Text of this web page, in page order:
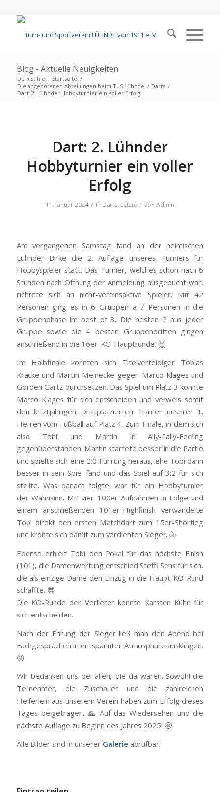
Blog - Aktuelle Neuigkeiten
Du bist hier: Startseite /
Die angebotenen Abteilungen beim TuS Lühnde / Darts /
Dart: 2. Lühnder Hobbyturnier ein voller Erfolg
Dart: 2. Lühnder
Hobbyturnier ein voller
Erfolg
11. Januar 2024 / in Darts, Letzte / von Admin
Am vergangenen Samstag fand an der heimischen
Lühnder Birke die 2. Auflage unseres Turniers für
Hobbyspieler statt. Das Turnier, welches schon nach 6
Stunden nach Öffnung der Anmeldung ausgebucht war,
richtete sich an nicht-vereinsaktive Spieler. Mit 42
Personen ging es in 6 Gruppen a 7 Personen in die
Gruppenphase im best of 3. Die besten 2 aus jeder
Gruppe sowie die 4 besten Gruppendritten gingen
anschließend in die 16er-KO-Hauptrunde. 🙌
Im Halbfinale konnten sich Titelverteidiger Tobias
Kracke und Martin Meinecke gegen Marco Klages und
Gorden Gartz durchsetzen. Das Spiel um Platz 3 konnte
Marco Klages für sich entscheiden und verweis somit
den letztjährigen Drittplatzierten Trainer unserer 1.
Herren vom Fußball auf Platz 4. Zum Finale, in dem sich
also Tobi und Martin in Ally-Pally-Feeling
gegenüberstanden. Martin startete besser in die Partie
und spielte sich eine 2:0 Führung heraus, ehe Tobi dann
besser in sein Spiel fand und das Spiel auf 3:2 für sich
stellte. Was danach folgte, war für ein Hobbyturnier
der Wahnsinn. Mit vier 100er-Aufnahmen in Folge und
einem anschließenden 101er-Highfinish verwandelte
Tobi direkt den ersten Matchdart zum 15er-Shortleg
und krönte sich damit zum verdienten Sieger. 🥳
Ebenso erhielt Tobi den Pokal für das höchste Finish
(101), die Damenwertung entschied Steffi Sens für sich,
die als einzige Dame den Einzug in die Haupt-KO-Rund
schaffte. 😎
Die KO-Runde der Verlierer konnte Karsten Kühn für
sich entscheiden.
Nach der Ehrung der Sieger ließ man den Abend bei
Fachgesprächen in entspannter Atmosphäre ausklingen.
😜
Wir bedanken uns bei allen, die da waren. Sowohl die
Teilnehmer, die Zuschauer und die zahlreichen
Helferlein aus unserem Verein haben zum Erfolg dieses
Tages beigetragen. 🙏 Auf das Wiedersehen und die
nächste Auflage zu Beginn des Jahres 2025! 🤩
Alle Bilder sind in unserer Galerie abrufbar.